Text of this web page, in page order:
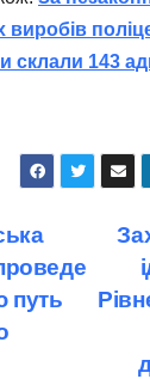
склали 143
путь